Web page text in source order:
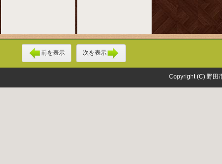
前を表示 次を表示
Copyright (C) 野田